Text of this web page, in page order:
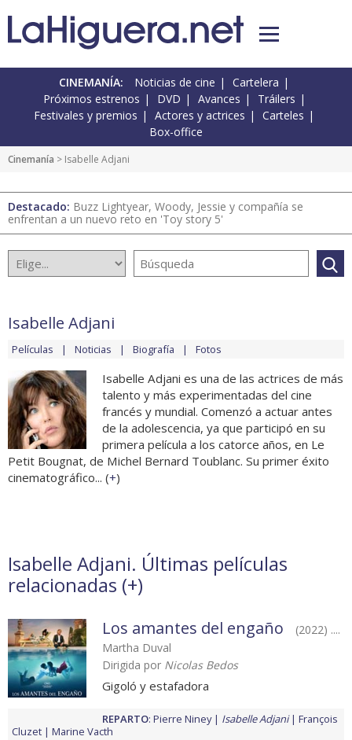
CINEMANÍA: Noticias de cine
Cartelera
Próximos estrenos
DVD Avances
Tráilers
Festivales y premios
Actores y actrices
Carteles
Box-office
Cinemanía > Isabelle Adjani
Destacado: Buzz Lightyear, Woody, Jessie y compañía se
enfrentan a un nuevo reto en 'Toy story 5'
Isabelle Adjani
Películas Noticias Biografía Fotos
Isabelle Adjani es una de las actrices de más
talento y más experimentadas del cine
francés y mundial. Comenzó a actuar antes
de la adolescencia, ya que participó en su
primera película a los catorce años, en Le
Petit Bougnat, de Michel Bernard Toublanc. Su primer éxito
cinematográfico... (+)
Isabelle Adjani. Últimas películas
relacionadas (+)
Los amantes del engaño
(2022) ....
Martha Duval
Dirigida por Nicolas Bedos
Gigoló y estafadora
REPARTO: Pierre Niney Isabelle Adjani
François
Cluzet
Marine Vacth